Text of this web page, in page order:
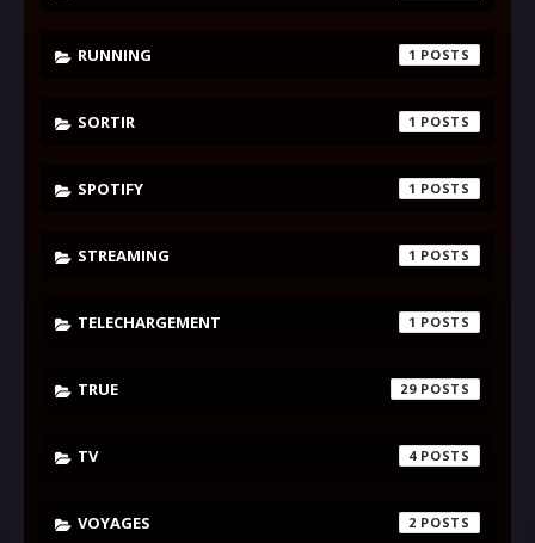
RUNNING 1
SORTIR 1
SPOTIFY 1
STREAMING 1
TELECHARGEMENT 1
TRUE 29
TV 4
VOYAGES 2